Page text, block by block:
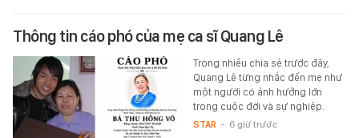
Thông tin cáo phó của mẹ ca sĩ Quang Lê
Trong nhiều chia sẻ trước đây,
Quang Lê từng nhắc đến mẹ như
một người có ảnh hưởng lớn
trong cuộc đời và sự nghiệp.
STAR - 6 giờ trước